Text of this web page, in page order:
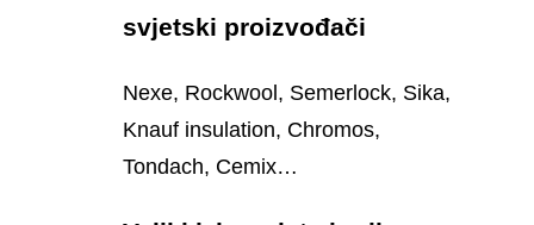
svjetski proizvođači
Nexe, Rockwool, Semerlock, Sika,
Knauf insulation, Chromos,
Tondach, Cemix…